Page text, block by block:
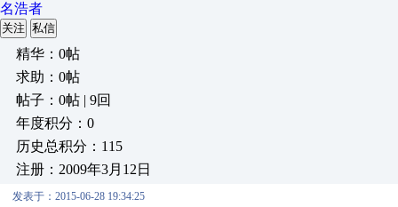
名浩者
关注 私信
精华：0帖
求助：0帖
帖子：0帖 | 9回
年度积分：0
历史总积分：115
注册：2009年3月12日
发表于：2015-06-28 19:34:25